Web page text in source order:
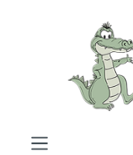
Zum Hauptinhalt